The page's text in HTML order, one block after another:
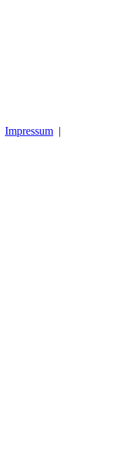
Impressum |